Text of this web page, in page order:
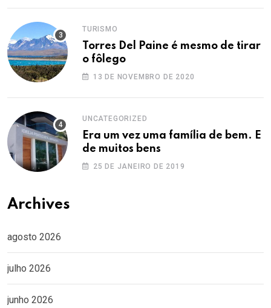
TURISMO
Torres Del Paine é mesmo de tirar
o fôlego
13 DE NOVEMBRO DE 2020
UNCATEGORIZED
Era um vez uma família de bem. E
de muitos bens
25 DE JANEIRO DE 2019
Archives
agosto 2026
julho 2026
junho 2026